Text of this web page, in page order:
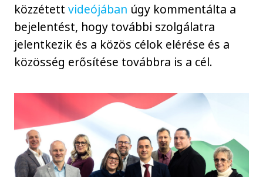
közzétettvideójában úgy kommentálta a
bejelentést, hogy további szolgálatra
jelentkezik és a közös célok elérése és a
közösség erősítése továbbra is a cél.